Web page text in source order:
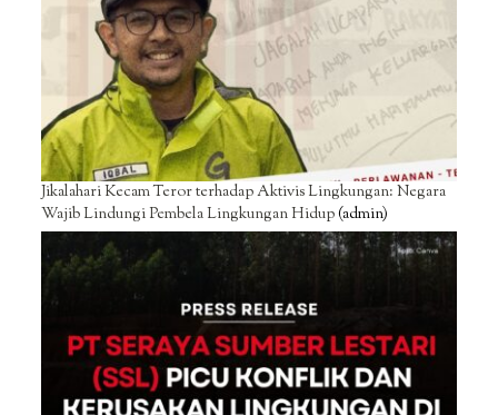
Jikalahari Kecam Teror terhadap Aktivis Lingkungan: Negara
Wajib Lindungi Pembela Lingkungan Hidup(admin)